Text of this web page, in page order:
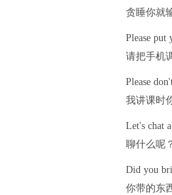
贪睡你就
Please put
请把手机
Please
我讲课时
Let's chat
聊什么呢
Did you
你带的东